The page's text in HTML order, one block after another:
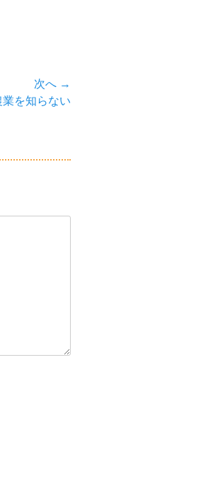
次へ →
を知らない